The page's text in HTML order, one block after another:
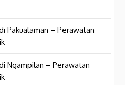
Pakualaman – Perawatan
Ngampilan – Perawatan